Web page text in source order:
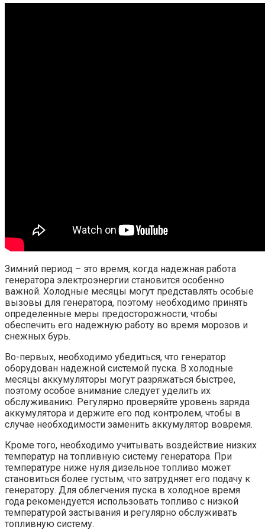
Зимний период – это время, когда надежная работа
генератора электроэнергии становится особенно
важной. Холодные месяцы могут представлять особые
вызовы для генератора, поэтому необходимо принять
определенные меры предосторожности, чтобы
обеспечить его надежную работу во время морозов и
снежных бурь.
Во-первых, необходимо убедиться, что генератор
оборудован надежной системой пуска. В холодные
месяцы аккумуляторы могут разряжаться быстрее,
поэтому особое внимание следует уделить их
обслуживанию. Регулярно проверяйте уровень заряда
аккумулятора и держите его под контролем, чтобы в
случае необходимости заменить аккумулятор вовремя.
Кроме того, необходимо учитывать воздействие низких
температур на топливную систему генератора. При
температуре ниже нуля дизельное топливо может
становиться более густым, что затрудняет его подачу к
генератору. Для облегчения пуска в холодное время
года рекомендуется использовать топливо с низкой
температурой застывания и регулярно обслуживать
топливную систему.